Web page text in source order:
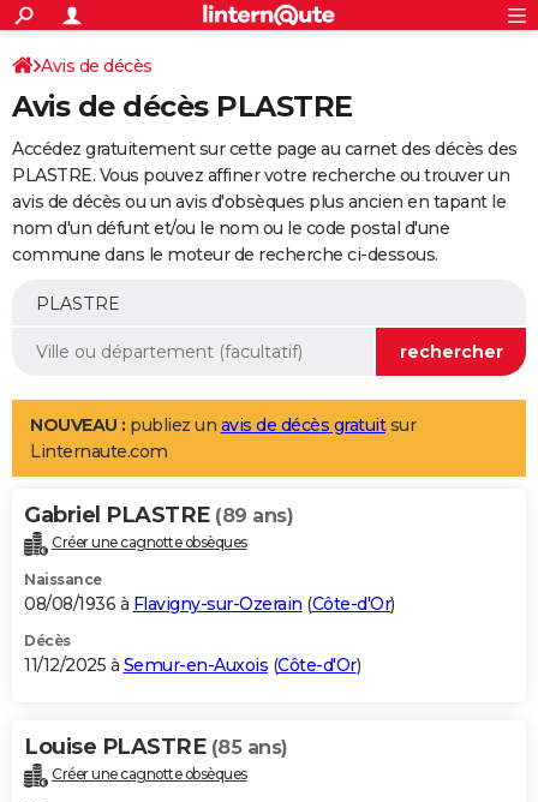
ACTUALITÉS
Politique
Société
Faits Divers
Education
Monde
Villes
+
SPORT
Coupe du monde 2026
Football
Tennis
Cyclisme
Rugby
Forum
Programme TV
TNT
Streaming
Cinéma
Sorties cinéma
Musique
+
FINANCE
Retraite
Epargne
Immobilier
Risques naturels par ville
Banque
Assurance
AUTO
Essais
Réserver un essai
Citadines
Berlines
SUV
Forum auto
+
Mobiles
Meilleur smartphone
Internet
Ordinateurs
Jeux vidéo
Guide high-tech
Aménagement intérieur
LIFESTYLE
Art de vivre
Bien-être
Loisirs
Mode
Modes de vie
Alimentation
Guide de la santé
Maladies
Médicaments
Sommeil
VOYAGE
Destinations
City break
Voyage nature
Voyage de noces
Forum
Climat
+PHOTO
GUIDES D'ACHAT
BONS PLANS
Carte de Noël
Carte Bonne année
Carte Saint-Valentin
Carte Pâques
Carte d'anniversaire
DICTIONNAIRE
Avis de décès
Avis de décès PLASTRE
Accédez gratuitement sur cette page au carnet des décès des
PLASTRE. Vous pouvez affiner votre recherche ou trouver un
avis de décès ou un avis d'obsèques plus ancien en tapant le
nom d'un défunt et/ou le nom ou le code postal d'une
commune dans le moteur de recherche ci-dessous.
NOUVEAU : publiez un avis de décès gratuitsur
Linternaute.com
Gabriel PLASTRE (89 ans)
Créer une cagnotte obsèques
Naissance
08/08/1936 à Flavigny-sur-Ozerain (Côte-d'Or)
Décès
11/12/2025 à Semur-en-Auxois (Côte-d'Or)
Louise PLASTRE (85 ans)
Créer une cagnotte obsèques